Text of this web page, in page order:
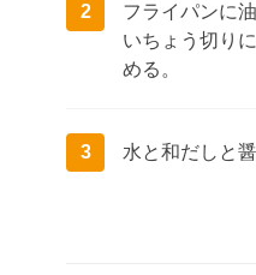
2
フライパンに
いちょう切り
める。
3 水と和だしと